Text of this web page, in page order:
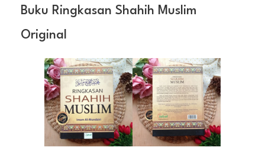
Buku Ringkasan Shahih Muslim
Original